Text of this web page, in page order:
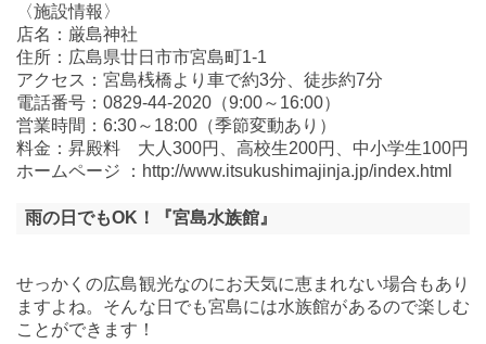
〈施設情報〉
店名：厳島神社
住所：広島県廿日市市宮島町1-1
アクセス：宮島桟橋より車で約3分、徒歩約7分
電話番号：0829-44-2020（9:00～16:00）
営業時間：6:30～18:00（季節変動あり）
料金：昇殿料 大人300円、高校生200円、中小学生100円
ホームページ ：http://www.itsukushimajinja.jp/index.html
雨の日でもOK！『宮島水族館』
せっかくの広島観光なのにお天気に恵まれない場合もあり
ますよね。そんな日でも宮島には水族館があるので楽しむ
ことができます！